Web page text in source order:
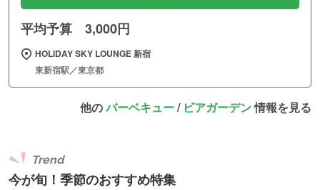
平均予算 3,000円
HOLIDAY SKY LOUNGE 新宿
東新宿駅／東京都
他のバーベキュー/ ビアガーデン情報を見る
今が旬！季節のおすすめ特集
Trend